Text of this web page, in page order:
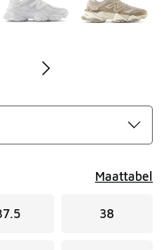
Maattabel
38